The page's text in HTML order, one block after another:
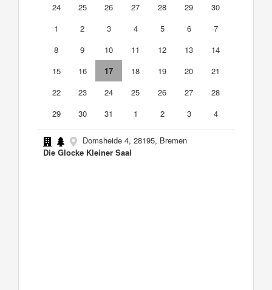
24
25 26 27 28 29
30
1
2 3 4 5 6
7
8
9 10 11 12 13
14
15
16 17 18 19 20
21
22
23 24 25 26 27
28
29
30 31 1 2 3 4
Domsheide 4, 28195, Bremen
Die Glocke Kleiner Saal